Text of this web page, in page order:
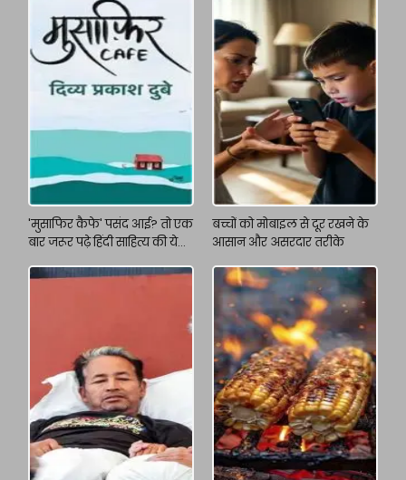
'मुसाफिर कैफे' पसंद आई? तो एक
बार जरूर पढ़े हिंदी साहित्य की ये
बच्चों को मोबाइल से दूर रखने के
आसान और असरदार तरीके